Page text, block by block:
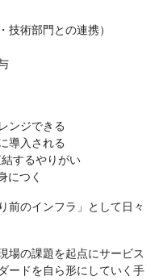
技術部門との連携）
ンジできる
導入される
するやりがい
につく
前のインフラ」として日々
場の課題を起点にサービス
ードを自ら形にしていく手